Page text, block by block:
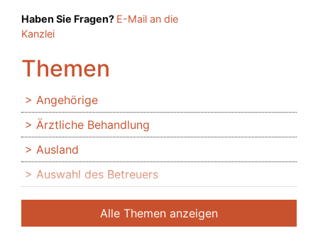
Haben Sie Fragen? E-Mail an die
Kanzlei
Themen
Angehörige
Ärztliche Behandlung
Ausland
Auswahl des Betreuers
Banken
Bedingte Vollmacht
Alle Themen anzeigen